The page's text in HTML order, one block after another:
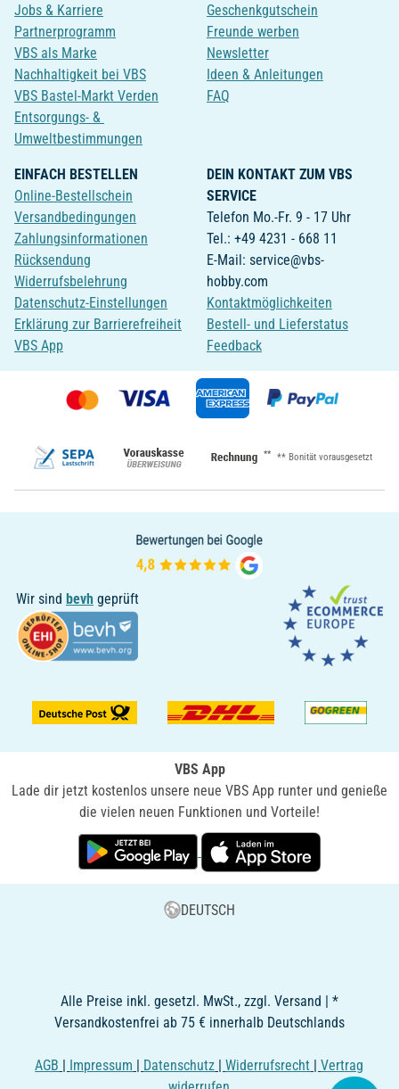
Jobs & Karriere
Partnerprogramm
VBS als Marke
Nachhaltigkeit bei VBS
VBS Bastel-Markt Verden
Entsorgungs- &
Umweltbestimmungen
Geschenkgutschein
Freunde werben
Newsletter
Ideen & Anleitungen
FAQ
EINFACH BESTELLEN
Online-Bestellschein
Versandbedingungen
Zahlungsinformationen
Rücksendung
Widerrufsbelehrung
Datenschutz-Einstellungen
Erklärung zur Barrierefreiheit
VBS App
DEIN KONTAKT ZUM VBS
SERVICE
Telefon Mo.-Fr. 9 - 17 Uhr
Tel.: +49 4231 - 668 11
E-Mail: service@vbs-
hobby.com
Kontaktmöglichkeiten
Bestell- und Lieferstatus
Feedback
** ** Bonität vorausgesetzt
Wir sind bevh geprüft
VBS App
Lade dir jetzt kostenlos unsere neue VBS App runter und genieße
die vielen neuen Funktionen und Vorteile!
DEUTSCH
Alle Preise inkl. gesetzl. MwSt., zzgl. Versand | *
Versandkostenfrei ab 75 € innerhalb Deutschlands
AGB Impressum Datenschutz |Widerrufsrecht |Vertrag